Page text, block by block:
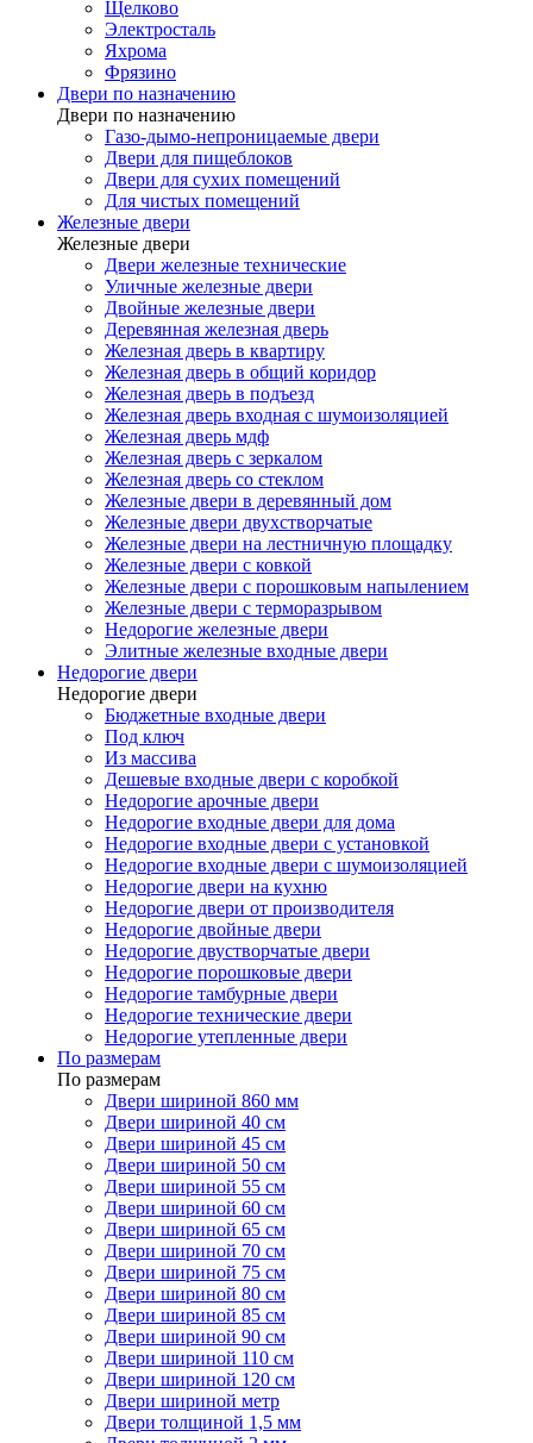
Щелково
Электросталь
Яхрома
Фрязино
Двери по назначению
Двери по назначению
Газо-дымо-непроницаемые двери
Двери для пищеблоков
Двери для сухих помещений
Для чистых помещений
Железные двери
Железные двери
Двери железные технические
Уличные железные двери
Двойные железные двери
Деревянная железная дверь
Железная дверь в квартиру
Железная дверь в общий коридор
Железная дверь в подъезд
Железная дверь входная с шумоизоляцией
Железная дверь мдф
Железная дверь с зеркалом
Железная дверь со стеклом
Железные двери в деревянный дом
Железные двери двухстворчатые
Железные двери на лестничную площадку
Железные двери с ковкой
Железные двери с порошковым напылением
Железные двери с терморазрывом
Недорогие железные двери
Элитные железные входные двери
Недорогие двери
Недорогие двери
Бюджетные входные двери
Под ключ
Из массива
Дешевые входные двери с коробкой
Недорогие арочные двери
Недорогие входные двери для дома
Недорогие входные двери с установкой
Недорогие входные двери с шумоизоляцией
Недорогие двери на кухню
Недорогие двери от производителя
Недорогие двойные двери
Недорогие двустворчатые двери
Недорогие порошковые двери
Недорогие тамбурные двери
Недорогие технические двери
Недорогие утепленные двери
По размерам
По размерам
Двери шириной 860 мм
Двери шириной 40 см
Двери шириной 45 см
Двери шириной 50 см
Двери шириной 55 см
Двери шириной 60 см
Двери шириной 65 см
Двери шириной 70 см
Двери шириной 75 см
Двери шириной 80 см
Двери шириной 85 см
Двери шириной 90 см
Двери шириной 110 см
Двери шириной 120 см
Двери шириной метр
Двери толщиной 1,5 мм